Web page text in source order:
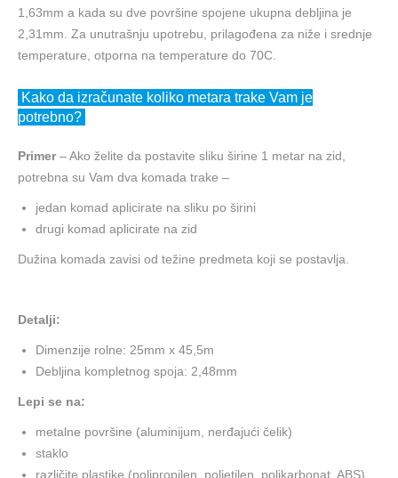
1,63mm a kada su dve površine spojene ukupna debljina je
2,31mm. Za unutrašnju upotrebu, prilagođena za niže i srednje
temperature, otporna na temperature do 70C.
Kako da izračunate koliko metara trake Vam je
potrebno?
Primer– Ako želite da postavite sliku širine 1 metar na zid,
potrebna su Vam dva komada trake –
jedan komad aplicirate na sliku po širini
drugi komad aplicirate na zid
Dužina komada zavisi od težine predmeta koji se postavlja.
Detalji:
Dimenzije rolne: 25mm x 45,5m
Debljina kompletnog spoja: 2,48mm
Lepi se na:
metalne površine (aluminijum, nerđajući čelik)
staklo
različite plastike (polipropilen, polietilen, polikarbonat, ABS)